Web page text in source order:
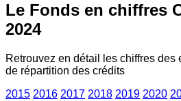
Le Fonds en chiffres
2024
Retrouvez en détail les chiffres
de répartition des crédits
2015 2016 2017 2018 2019 2020